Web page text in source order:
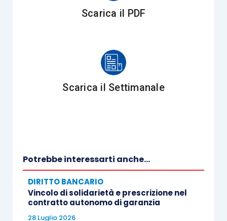
Scarica il PDF
Scarica il Settimanale
Potrebbe interessarti anche...
DIRITTO BANCARIO
Vincolo di solidarietà e prescrizione nel
contratto autonomo di garanzia
28 Luglio 2026